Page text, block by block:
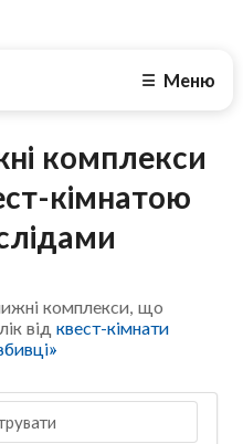
☰ Меню
комплекси
кімнатою
комплекси, що
відквест-кімнати